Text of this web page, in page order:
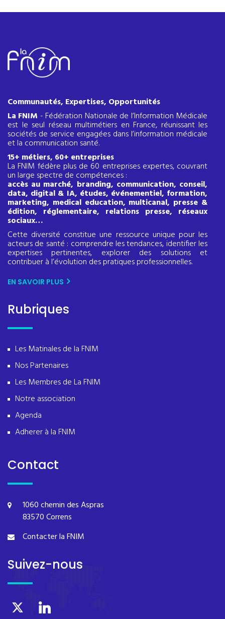
Communautés, Expertises, Opportunités
La FNIM - Fédération Nationale de l’Information Médicale
est le seul réseau multimétiers en France, réunissant les
sociétés de service engagées dans l’information médicale
et la communication santé.
15+ métiers, 60+ entreprises
La FNIM fédère plus de 60 entreprises expertes, couvrant
un large spectre de compétences :
accès au marché, branding, communication, conseil,
data, digital & IA, études, événementiel, formation,
marketing, medical education, multicanal, presse &
édition, réglementaire, relations presse, réseaux
sociaux…
Cette diversité constitue une ressource unique pour les
acteurs de santé : comprendre les tendances, identifier les
expertises pertinentes, explorer des solutions et
contribuer à l’évolution des pratiques professionnelles.
EN SAVOIR PLUS
Rubriques
Les Matinales de la FNIM
Nos Partenaires
Les Membres de La FNIM
Notre association
Agenda
Adherer à la FNIM
Contact
1060 chemin des Aspras
83570 Correns
Contacter la FNIM
Suivez-nous